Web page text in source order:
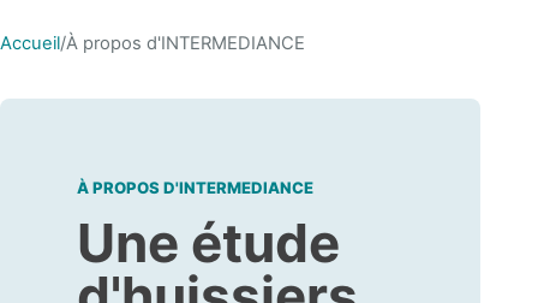
Accueil/À propos d'INTERMEDIANCE
À PROPOS D'INTERMEDIANCE
Une étude